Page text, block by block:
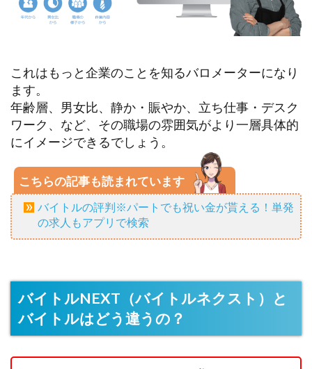
これはもっと企業のことを知るバロメーターになり
ます。
年齢層、男女比、静か・賑やか、立ち仕事・デスク
ワーク、など、その職場の雰囲気がより一層具体的
にイメージできるでしょう。
こちらの記事も読まれています
バイトルの評判※パートでも祝い金が貰える！単発
の求人もアプリで検索
バイトルNEXT（バイトルネクスト）と
バイトルはどう違うの？